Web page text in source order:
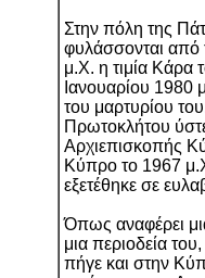
Στην πόλη της
φυλάσσονται από
μ.Χ. η τιμία Κάρα
Ιανουαρίου 1980
του μαρτυρίου
Πρωτοκλήτου
Αρχιεπισκοπής
Κύπρο το 1967
εξετέθηκε σε
Όπως αναφέρει
μια περιοδεία
πήγε και στην